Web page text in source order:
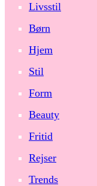
Livsstil
Børn
Hjem
Stil
Form
Beauty
Fritid
Rejser
Trends